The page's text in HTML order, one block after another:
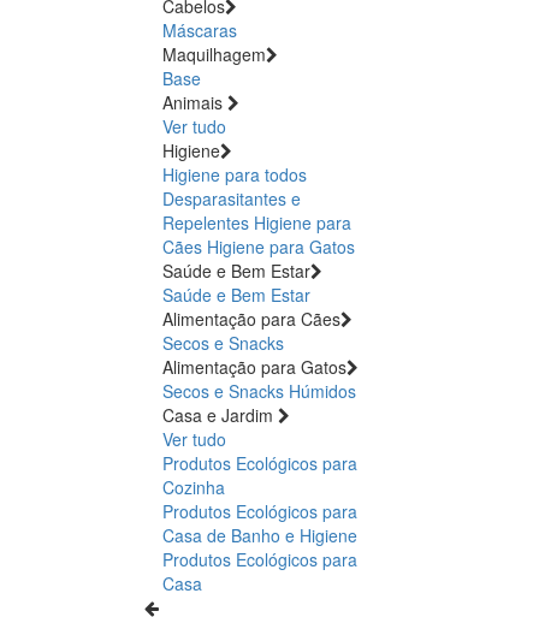
Cabelos
Máscaras
Maquilhagem
Base
Animais
Ver tudo
Higiene
Higiene para todos
Desparasitantes e
Repelentes Higiene para
Cães Higiene para Gatos
Saúde e Bem Estar
Saúde e Bem Estar
Alimentação para Cães
Secos e Snacks
Alimentação para Gatos
Secos e Snacks Húmidos
Casa e Jardim
Ver tudo
Produtos Ecológicos para
Cozinha
Produtos Ecológicos para
Casa de Banho e Higiene
Produtos Ecológicos para
Casa